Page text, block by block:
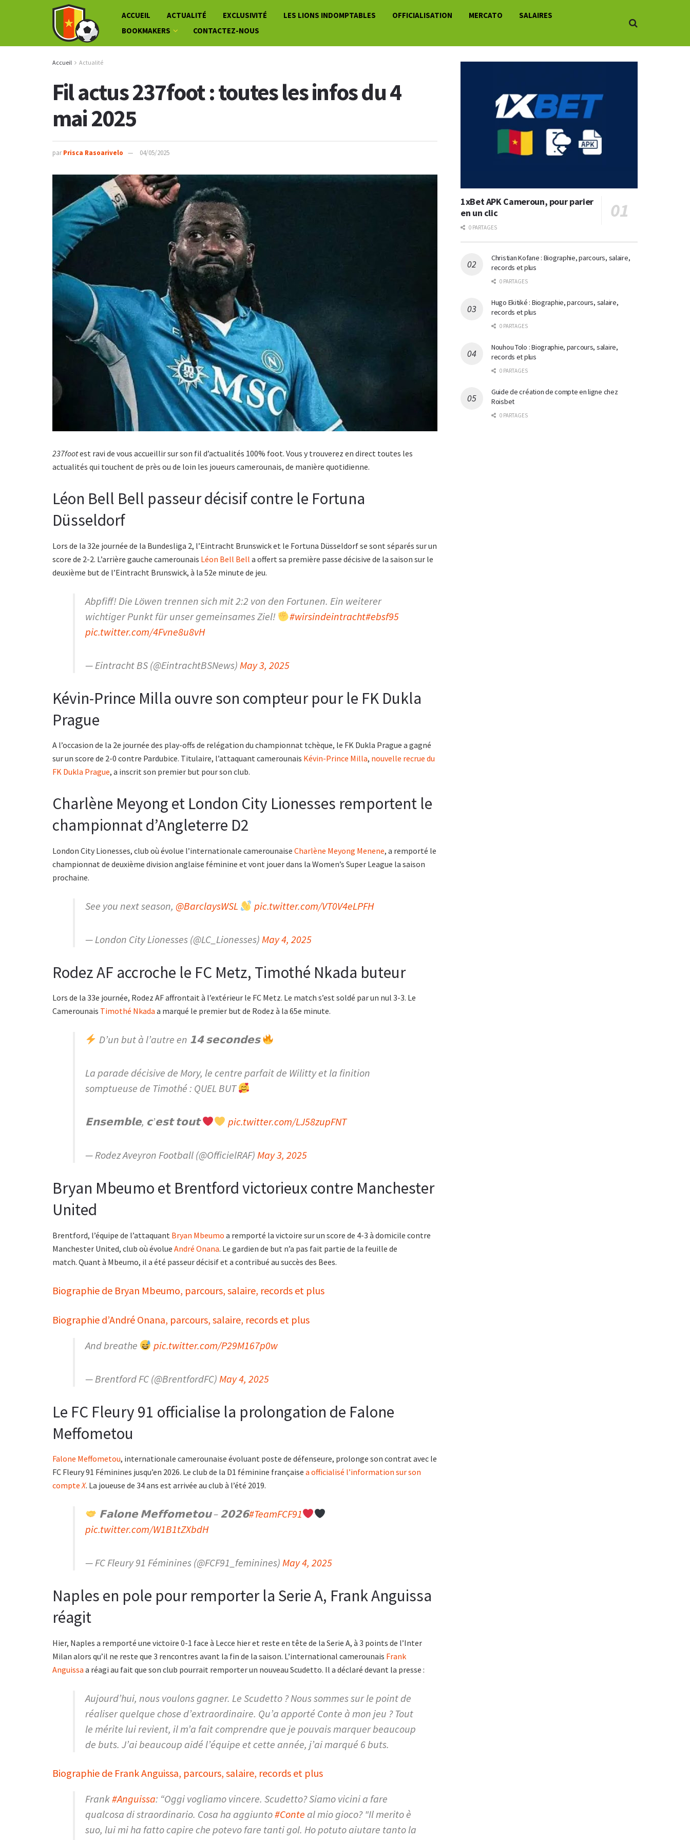
ACCUEIL ACTUALITÉ EXCLUSIVITÉ LES LIONS INDOMPTABLES OFFICIALISATION MERCATO
SALAIRES
BOOKMAKERS
CONTACTEZ-NOUS
Accueil Actualité
Fil actus 237foot : toutes les infos du 4
mai 2025
par Prisca Rasoarivelo 04/05/2025
237footest ravi de vous accueillir sur son fil d’actualités 100% foot. Vous y trouverez en direct toutes les
actualités qui touchent de près ou de loin les joueurs camerounais, de manière quotidienne.
Léon Bell Bell passeur décisif contre le Fortuna
Düsseldorf
Lors de la 32e journée de la Bundesliga 2, l’Eintracht Brunswick et le Fortuna Düsseldorf se sont séparés sur un
score de 2-2. L’arrière gauche camerounais Léon Bell Bell a offert sa première passe décisive de la saison sur le
deuxième but de l’Eintracht Brunswick, à la 52e minute de jeu.
Abpfiff! Die Löwen trennen sich mit 2:2 von den Fortunen. Ein weiterer
wichtiger Punkt für unser gemeinsames Ziel!
#wirsindeintracht#ebsf95
pic.twitter.com/4Fvne8u8vH
— Eintracht BS (@EintrachtBSNews) May 3, 2025
Kévin-Prince Milla ouvre son compteur pour le FK Dukla
Prague
A l’occasion de la 2e journée des play-offs de relégation du championnat tchèque, le FK Dukla Prague a gagné
sur un score de 2-0 contre Pardubice. Titulaire, l’attaquant camerounais Kévin-Prince Milla, nouvelle recrue du
FK Dukla Prague, a inscrit son premier but pour son club.
Charlène Meyong et London City Lionesses remportent le
championnat d’Angleterre D2
London City Lionesses, club où évolue l’internationale camerounaise Charlène Meyong Menene, a remporté le
championnat de deuxième division anglaise féminine et vont jouer dans la Women’s Super League la saison
prochaine.
See you next season, @BarclaysWSL pic.twitter.com/VT0V4eLPFH
— London City Lionesses (@LC_Lionesses) May 4, 2025
Rodez AF accroche le FC Metz, Timothé Nkada buteur
Lors de la 33e journée, Rodez AF affrontait à l’extérieur le FC Metz. Le match s’est soldé par un nul 3-3. Le
Camerounais Timothé Nkada a marqué le premier but de Rodez à la 65e minute.
D’un but à l’autre en 𝟭𝟰 𝘀𝗲𝗰𝗼𝗻𝗱𝗲𝘀
La parade décisive de Mory, le centre parfait de Wilitty et la finition
somptueuse de Timothé : QUEL BUT
𝗘𝗻𝘀𝗲𝗺𝗯𝗹𝗲, 𝗰’𝗲𝘀𝘁 𝘁𝗼𝘂𝘁 pic.twitter.com/LJ58zupFNT
— Rodez Aveyron Football (@OfficielRAF) May 3, 2025
Bryan Mbeumo et Brentford victorieux contre Manchester
United
Brentford, l’équipe de l’attaquant Bryan Mbeumo a remporté la victoire sur un score de 4-3 à domicile contre
Manchester United, club où évolue André Onana. Le gardien de but n’a pas fait partie de la feuille de
match. Quant à Mbeumo, il a été passeur décisif et a contribué au succès des Bees.
Biographie de Bryan Mbeumo, parcours, salaire, records et plus
Biographie d’André Onana, parcours, salaire, records et plus
And breathe
pic.twitter.com/P29M167p0w
— Brentford FC (@BrentfordFC) May 4, 2025
Le FC Fleury 91 officialise la prolongation de Falone
Meffometou
Falone Meffometou, internationale camerounaise évoluant poste de défenseure, prolonge son contrat avec le
FC Fleury 91 Féminines jusqu’en 2026. Le club de la D1 féminine française a officialisé l’information sur son
compteX. La joueuse de 34 ans est arrivée au club à l’été 2019.
𝗙𝗮𝗹𝗼𝗻𝗲 𝗠𝗲𝗳𝗳𝗼𝗺𝗲𝘁𝗼𝘂 – 𝟮𝟬𝟮𝟲#TeamFCF91
pic.twitter.com/W1B1tZXbdH
— FC Fleury 91 Féminines (@FCF91_feminines) May 4, 2025
Naples en pole pour remporter la Serie A, Frank Anguissa
réagit
Hier, Naples a remporté une victoire 0-1 face à Lecce hier et reste en tête de la Serie A, à 3 points de l’Inter
Milan alors qu’il ne reste que 3 rencontres avant la fin de la saison. L’international camerounais Frank
Anguissa a réagi au fait que son club pourrait remporter un nouveau Scudetto. Il a déclaré devant la presse :
Aujourd’hui, nous voulons gagner. Le Scudetto ? Nous sommes sur le point de
réaliser quelque chose d’extraordinaire. Qu’a apporté Conte à mon jeu ? Tout
le mérite lui revient, il m’a fait comprendre que je pouvais marquer beaucoup
de buts. J’ai beaucoup aidé l’équipe et cette année, j’ai marqué 6 buts.
Biographie de Frank Anguissa, parcours, salaire, records et plus
Frank#Anguissa: “Oggi vogliamo vincere. Scudetto? Siamo vicini a fare
qualcosa di straordinario. Cosa ha aggiunto#Conte al mio gioco? "Il merito è
suo, lui mi ha fatto capire che potevo fare tanti gol. Ho potuto aiutare tanto la
1xBet APK Cameroun, pour parier
en un clic
0 PARTAGES
Christian Kofane : Biographie, parcours, salaire,
records et plus
0 PARTAGES
Hugo Ekitiké : Biographie, parcours, salaire,
records et plus
0 PARTAGES
Nouhou Tolo : Biographie, parcours, salaire,
records et plus
0 PARTAGES
Guide de création de compte en ligne chez
Roisbet
0 PARTAGES